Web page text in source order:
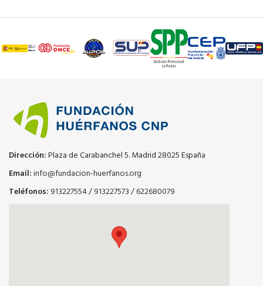
Dirección:Plaza de Carabanchel 5. Madrid 28025 España
Email:info@fundacion-huerfanos.org
Teléfonos: 913227554/913227573/622680079